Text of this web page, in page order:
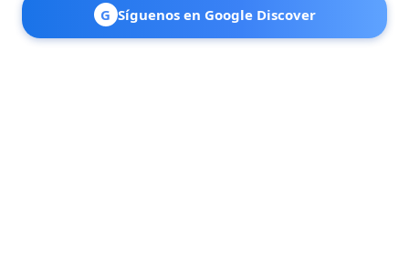
G Síguenos en Google Discover